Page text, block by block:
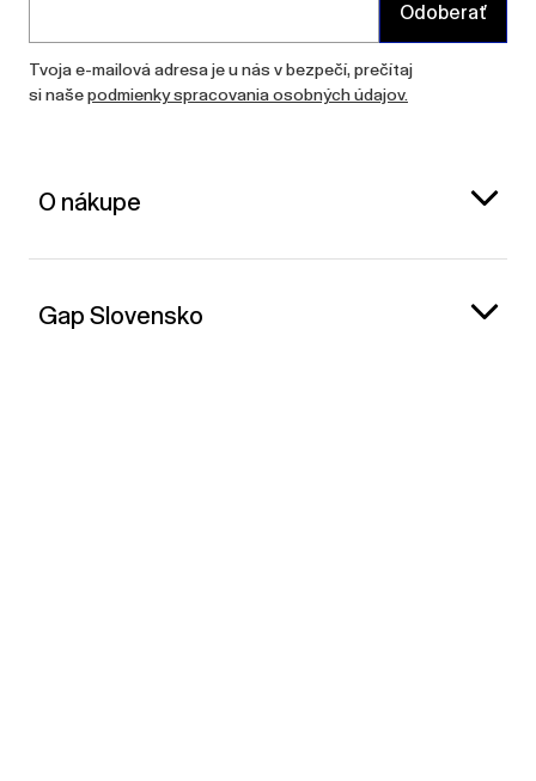
Odoberať
Tvoja e-mailová adresa je u nás v bezpečí, prečítaj
si našepodmienky spracovania osobných údajov.
O nákupe
Gap Slovensko